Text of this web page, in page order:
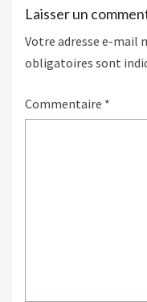
Laisser un
Votre adresse e-mail
obligatoires sont
Commentaire *